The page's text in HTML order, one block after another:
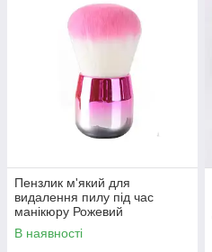
Пензлик м'який для
видалення пилу під час
манікюру Рожевий
В наявності